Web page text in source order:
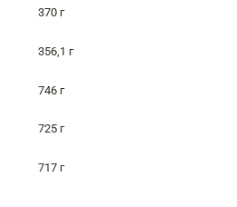
370 г
356,1 г
746 г
725 г
717 г